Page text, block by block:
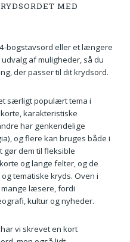
MED
bogstavsord eller et længere
af muligheder, så du
der passer til dit krydsord.
særligt populært tema i
karakteristiske
har genkendelige
og flere kan bruges både i
gør dem til fleksible
og lange felter, og de
tematiske kryds. Oven i
læsere, fordi
kultur og nyheder.
vi skrevet en kort